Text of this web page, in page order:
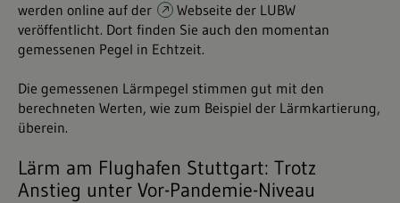
werden online auf der
Webseite der LUBW
veröffentlicht. Dort finden Sie auch den momentan
gemessenen Pegel in Echtzeit.
Die gemessenen Lärmpegel stimmen gut mit den
berechneten Werten, wie zum Beispiel der Lärmkartierung,
überein.
Lärm am Flughafen Stuttgart: Trotz
Anstieg unter Vor-Pandemie-Niveau